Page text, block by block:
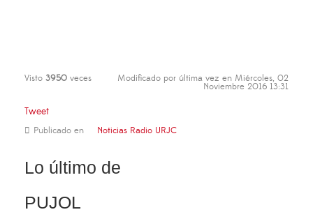
Visto 3950 veces Modificado por última vez en Miércoles, 02
Noviembre 2016 13:31
Tweet
Publicado en Noticias Radio URJC
Lo último de
PUJOL